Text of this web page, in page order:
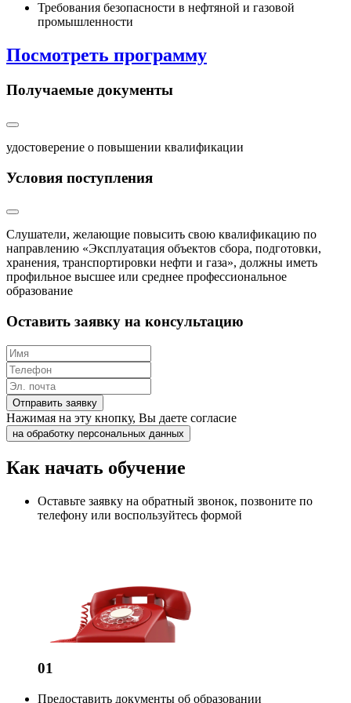
Требования безопасности в нефтяной и газовой
промышленности
Посмотреть программу
Получаемые документы
удостоверение о повышении квалификации
Условия поступления
Слушатели, желающие повысить свою квалификацию по
направлению «Эксплуатация объектов сбора, подготовки,
хранения, транспортировки нефти и газа», должны иметь
профильное высшее или среднее профессиональное
образование
Оставить заявку на консультацию
Отправить заявку
Нажимая на эту кнопку, Вы даете согласие
на обработку персональных данных
Как начать обучение
Оставьте заявку на обратный звонок, позвоните по
телефону или воспользуйтесь формой
01
Предоставить документы об образовании